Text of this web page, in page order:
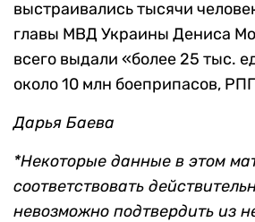
выстраивались тысячи
главы МВД Украины Дениса
всего выдали «более 25 тыс.
около 10 млн боеприпасов,
Дарья Баева
*Некоторые данные в этом
соответствовать
невозможно подтвердить из